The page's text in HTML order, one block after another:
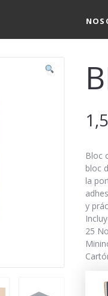
Bloc
bloc
la
y
25